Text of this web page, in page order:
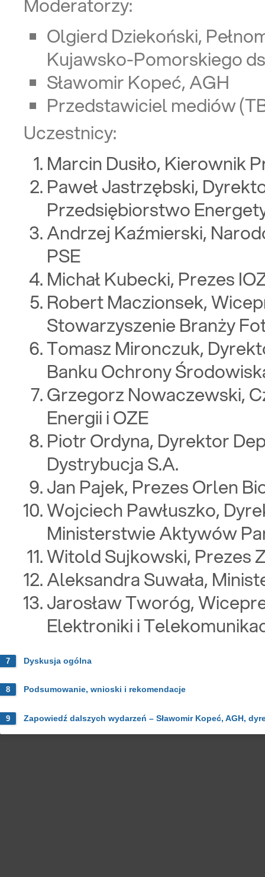
Olgierd Dziekoński,
Kujawsko-Pomorskiego
Sławomir Kopeć, AGH
Przedstawiciel mediów
Uczestnicy:
Marcin Dusiło, Kierownik
Paweł Jastrzębski,
Przedsiębiorstwo
Andrzej Kaźmierski,
PSE
Michał Kubecki, Prezes
Robert Maczionsek,
Stowarzyszenie Branży
Tomasz Mironczuk,
Banku Ochrony
Grzegorz Nowaczewski,
Energii i OZE
Piotr Ordyna, Dyrektor
Dystrybucja S.A.
Jan Pajek, Prezes Orlen
Wojciech Pawłuszko,
Ministerstwie Aktywów
Witold Sujkowski, Prezes
Aleksandra Suwała,
Jarosław Tworóg,
Elektroniki i
7 Dyskusja ogólna
8 Podsumowanie, wnioski i rekomendacje
9 Zapowiedź dalszych wydarzeń – Sławomir Kopeć, AGH,